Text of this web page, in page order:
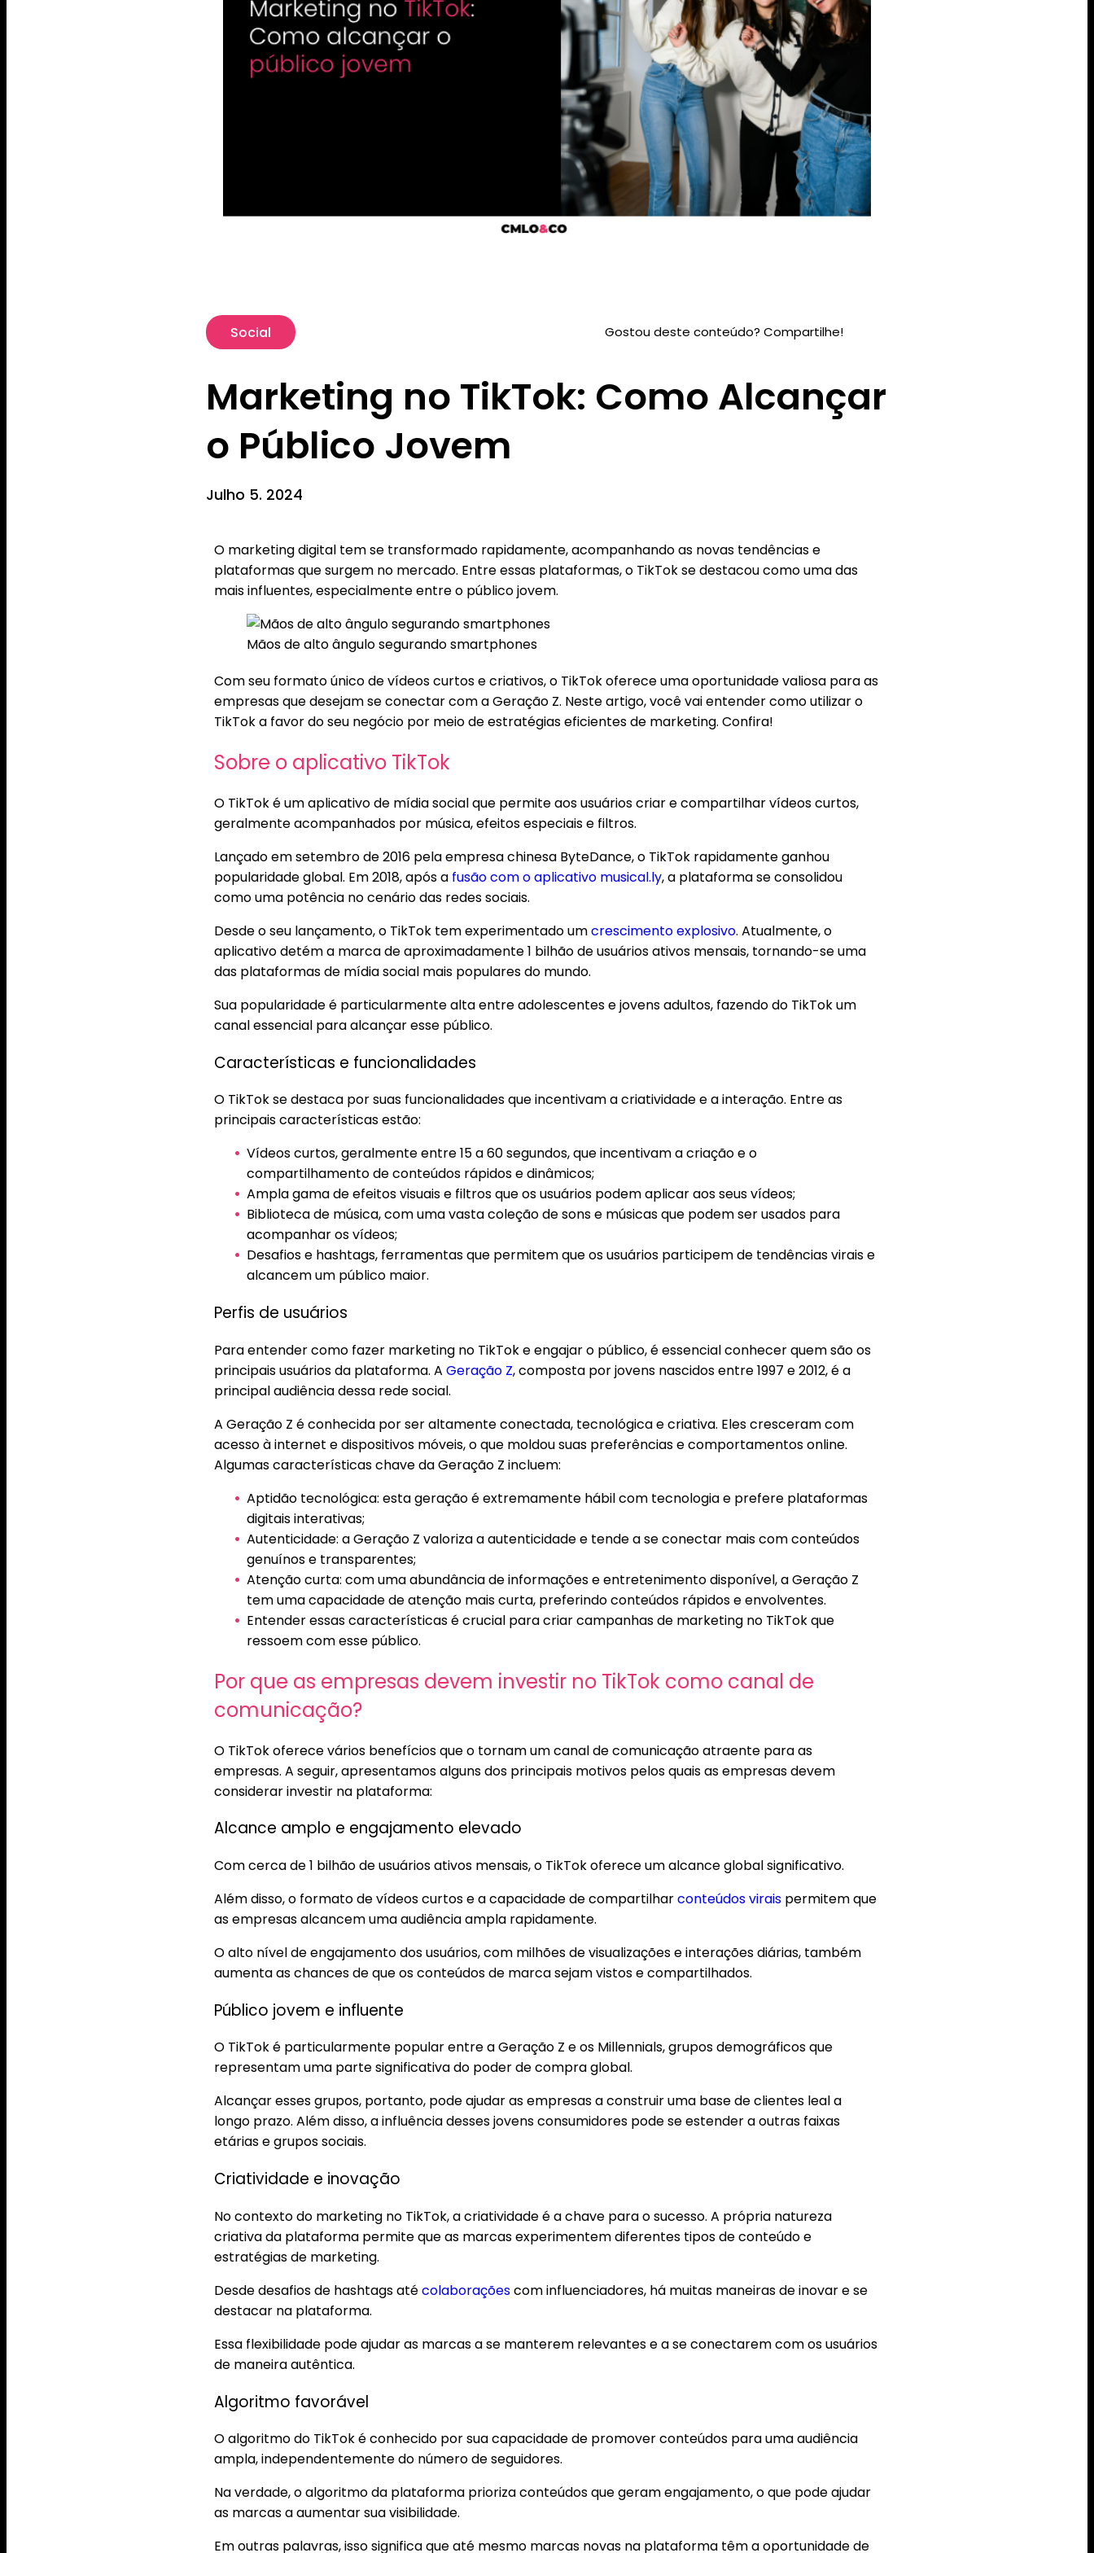
Social Gostou deste conteúdo? Compartilhe!
Marketing no TikTok: Como Alcançar
o Público Jovem
Julho 5. 2024
O marketing digital tem se transformado rapidamente, acompanhando as novas tendências e
plataformas que surgem no mercado. Entre essas plataformas, o TikTok se destacou como uma das
mais influentes, especialmente entre o público jovem.
Mãos de alto ângulo segurando smartphones
Com seu formato único de vídeos curtos e criativos, o TikTok oferece uma oportunidade valiosa para as
empresas que desejam se conectar com a Geração Z. Neste artigo, você vai entender como utilizar o
TikTok a favor do seu negócio por meio de estratégias eficientes de marketing. Confira!
Sobre o aplicativo TikTok
O TikTok é um aplicativo de mídia social que permite aos usuários criar e compartilhar vídeos curtos,
geralmente acompanhados por música, efeitos especiais e filtros.
Lançado em setembro de 2016 pela empresa chinesa ByteDance, o TikTok rapidamente ganhou
popularidade global. Em 2018, após a fusão com o aplicativo musical.ly, a plataforma se consolidou
como uma potência no cenário das redes sociais.
Desde o seu lançamento, o TikTok tem experimentado umcrescimento explosivo. Atualmente, o
aplicativo detém a marca de aproximadamente 1 bilhão de usuários ativos mensais, tornando-se uma
das plataformas de mídia social mais populares do mundo.
Sua popularidade é particularmente alta entre adolescentes e jovens adultos, fazendo do TikTok um
canal essencial para alcançar esse público.
Características e funcionalidades
O TikTok se destaca por suas funcionalidades que incentivam a criatividade e a interação. Entre as
principais características estão:
Vídeos curtos, geralmente entre 15 a 60 segundos, que incentivam a criação e o
compartilhamento de conteúdos rápidos e dinâmicos;
Ampla gama de efeitos visuais e filtros que os usuários podem aplicar aos seus vídeos;
Biblioteca de música, com uma vasta coleção de sons e músicas que podem ser usados para
acompanhar os vídeos;
Desafios e hashtags, ferramentas que permitem que os usuários participem de tendências virais e
alcancem um público maior.
Perfis de usuários
Para entender como fazer marketing no TikTok e engajar o público, é essencial conhecer quem são os
principais usuários da plataforma. A Geração Z, composta por jovens nascidos entre 1997 e 2012, é a
principal audiência dessa rede social.
A Geração Z é conhecida por ser altamente conectada, tecnológica e criativa. Eles cresceram com
acesso à internet e dispositivos móveis, o que moldou suas preferências e comportamentos online.
Algumas características chave da Geração Z incluem:
Aptidão tecnológica: esta geração é extremamente hábil com tecnologia e prefere plataformas
digitais interativas;
Autenticidade: a Geração Z valoriza a autenticidade e tende a se conectar mais com conteúdos
genuínos e transparentes;
Atenção curta: com uma abundância de informações e entretenimento disponível, a Geração Z
tem uma capacidade de atenção mais curta, preferindo conteúdos rápidos e envolventes.
Entender essas características é crucial para criar campanhas de marketing no TikTok que
ressoem com esse público.
Por que as empresas devem investir no TikTok como canal de
comunicação?
O TikTok oferece vários benefícios que o tornam um canal de comunicação atraente para as
empresas. A seguir, apresentamos alguns dos principais motivos pelos quais as empresas devem
considerar investir na plataforma:
Alcance amplo e engajamento elevado
Com cerca de 1 bilhão de usuários ativos mensais, o TikTok oferece um alcance global significativo.
Além disso, o formato de vídeos curtos e a capacidade de compartilharconteúdos virais permitem que
as empresas alcancem uma audiência ampla rapidamente.
O alto nível de engajamento dos usuários, com milhões de visualizações e interações diárias, também
aumenta as chances de que os conteúdos de marca sejam vistos e compartilhados.
Público jovem e influente
O TikTok é particularmente popular entre a Geração Z e os Millennials, grupos demográficos que
representam uma parte significativa do poder de compra global.
Alcançar esses grupos, portanto, pode ajudar as empresas a construir uma base de clientes leal a
longo prazo. Além disso, a influência desses jovens consumidores pode se estender a outras faixas
etárias e grupos sociais.
Criatividade e inovação
No contexto do marketing no TikTok, a criatividade é a chave para o sucesso. A própria natureza
criativa da plataforma permite que as marcas experimentem diferentes tipos de conteúdo e
estratégias de marketing.
Desde desafios de hashtags atécolaboraçõescom influenciadores, há muitas maneiras de inovar e se
destacar na plataforma.
Essa flexibilidade pode ajudar as marcas a se manterem relevantes e a se conectarem com os usuários
de maneira autêntica.
Algoritmo favorável
O algoritmo do TikTok é conhecido por sua capacidade de promover conteúdos para uma audiência
ampla, independentemente do número de seguidores.
Na verdade, o algoritmo da plataforma prioriza conteúdos que geram engajamento, o que pode ajudar
as marcas a aumentar sua visibilidade.
Em outras palavras, isso significa que até mesmo marcas novas na plataforma têm a oportunidade de